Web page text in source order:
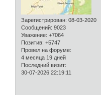
Зарегистрирован: 08-03-2020
Сообщений: 9023
Уважение: +7064
Позитив: +5747
Провел на форуме:
4 месяца 19 дней
Последний визит:
30-07-2026 22:19:11